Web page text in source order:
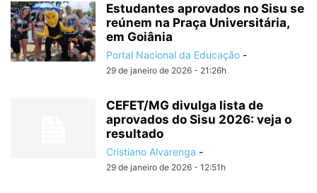
Estudantes aprovados no Sisu se
reúnem na Praça Universitária,
em Goiânia
Portal Nacional da Educação -
29 de janeiro de 2026 - 21:26h
CEFET/MG divulga lista de
aprovados do Sisu 2026: veja o
resultado
Cristiano Alvarenga -
29 de janeiro de 2026 - 12:51h